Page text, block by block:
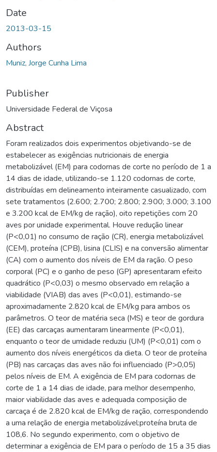
Date
2013-03-15
Authors
Muniz, Jorge Cunha Lima
Publisher
Universidade Federal de Viçosa
Abstract
Foram realizados dois experimentos objetivando-se de
estabelecer as exigências nutricionais de energia
metabolizável (EM) para codornas de corte no período de 1 a
14 dias de idade, utilizando-se 1.120 codornas de corte,
distribuídas em delineamento inteiramente casualizado, com
sete tratamentos (2.600; 2.700; 2.800; 2.900; 3.000; 3.100
e 3.200 kcal de EM/kg de ração), oito repetições com 20
aves por unidade experimental. Houve redução linear
(P<0,01) no consumo de ração (CR), energia metabolizável
(CEM), proteína (CPB), lisina (CLIS) e na conversão alimentar
(CA) com o aumento dos níveis de EM da ração. O peso
corporal (PC) e o ganho de peso (GP) apresentaram efeito
quadrático (P<0,03) o mesmo observado em relação a
viabilidade (VIAB) das aves (P<0,01), estimando-se
aproximadamente 2.820 kcal de EM/kg para ambos os
parâmetros. O teor de matéria seca (MS) e teor de gordura
(EE) das carcaças aumentaram linearmente (P<0,01),
enquanto o teor de umidade reduziu (UM) (P<0,01) com o
aumento dos níveis energéticos da dieta. O teor de proteína
(PB) nas carcaças das aves não foi influenciado (P>0,05)
pelos níveis de EM. A exigência de EM para codornas de
corte de 1 a 14 dias de idade, para melhor desempenho,
maior viabilidade das aves e adequada composição de
carcaça é de 2.820 kcal de EM/kg de ração, correspondendo
a uma relação de energia metabolizável:proteína bruta de
108,6. No segundo experimento, com o objetivo de
determinar a exigência de EM para o período de 15 a 35 dias